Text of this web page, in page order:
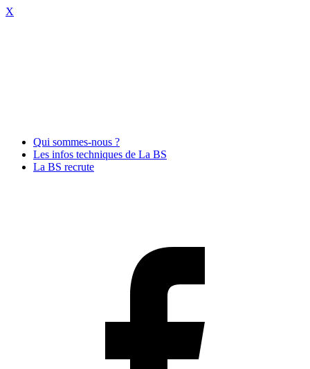
X
Qui sommes-nous ?
Les infos techniques de La BS
La BS recrute